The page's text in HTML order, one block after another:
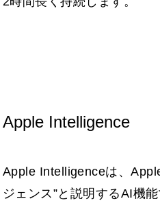
Apple Intelligence
Apple Intelligenceは、
ジェンス”と説明するAI機能